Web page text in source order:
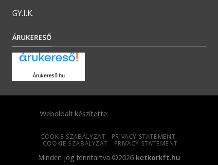
GY.I.K.
ÁRUKERESŐ
Árukereső.hu
Weboldalt készítette:
COOKIE SZABÁLYZAT
PRIVACY STATEMENT
COOKIE SZABÁLYZAT
PRIVACY STATEMENT
Minden jog fenntartva ©2026 ketkorkft.hu